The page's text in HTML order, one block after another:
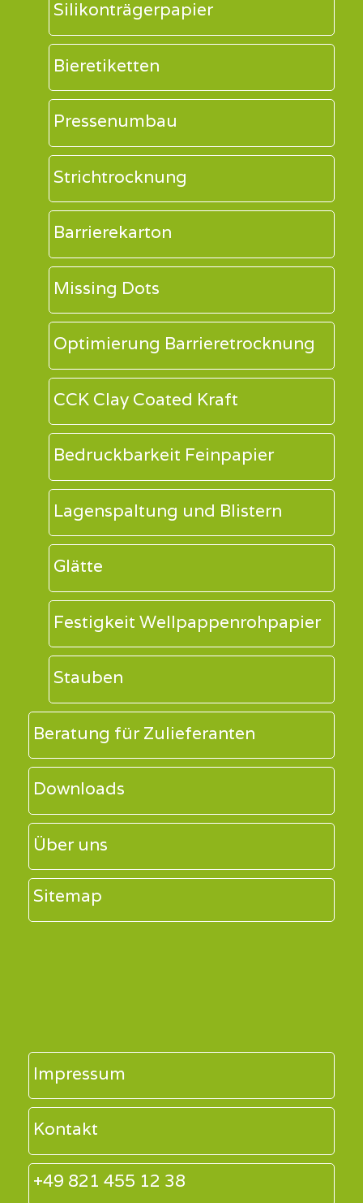
Silikonträgerpapier
Bieretiketten
Pressenumbau
Strichtrocknung
Barrierekarton
Missing Dots
Optimierung Barrieretrocknung
CCK Clay Coated Kraft
Bedruckbarkeit Feinpapier
Lagenspaltung und Blistern
Glätte
Festigkeit Wellpappenrohpapier
Stauben
Beratung für Zulieferanten
Downloads
Über uns
Sitemap
Impressum
Kontakt
+49 821 455 12 38